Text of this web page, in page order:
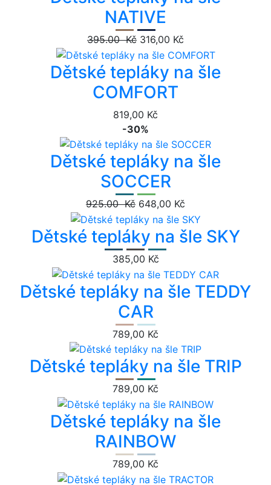
NATIVE
395.00 Kč 316,00 Kč
Dětské tepláky na šle
COMFORT
819,00 Kč
-30%
Dětské tepláky na šle
SOCCER
925.00 Kč 648,00 Kč
Dětské tepláky na šle SKY
385,00 Kč
Dětské tepláky na šle TEDDY
CAR
789,00 Kč
Dětské tepláky na šle TRIP
789,00 Kč
Dětské tepláky na šle
RAINBOW
789,00 Kč